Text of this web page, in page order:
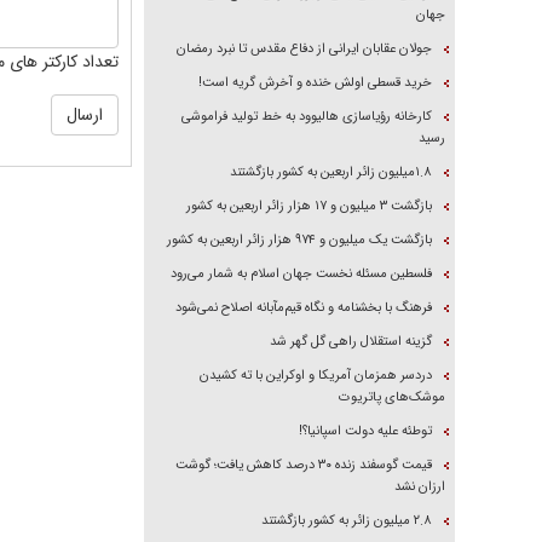
تعداد کارکتر های
جهان
جولان عقابان ایرانی از دفاع مقدس تا نبرد رمضان
خرید قسطی اولش خنده و آخرش گریه است!
کارخانه رؤیاسازی هالیوود به خط تولید فراموشی
رسید
۱.۸میلیون زائر اربعین به کشور بازگشتند
بازگشت ۳ میلیون و ۱۷ هزار زائر اربعین به کشور
بازگشت یک میلیون و ۹۷۴ هزار زائر اربعین به کشور
فلسطین مسئله نخست جهان اسلام به شمار می‌رود
فرهنگ با بخشنامه و نگاه قیم‌مآبانه اصلاح نمی‌شود
گزینه استقلال راهی گل گهر شد
دردسر همزمان آمریکا و اوکراین با ته کشیدن
موشک‌های پاتریوت
توطئه علیه دولت اسپانیا؟!
قیمت گوسفند زنده ۳۰ درصد کاهش یافت؛ گوشت
ارزان نشد
۲.۸ میلیون زائر به کشور بازگشتند